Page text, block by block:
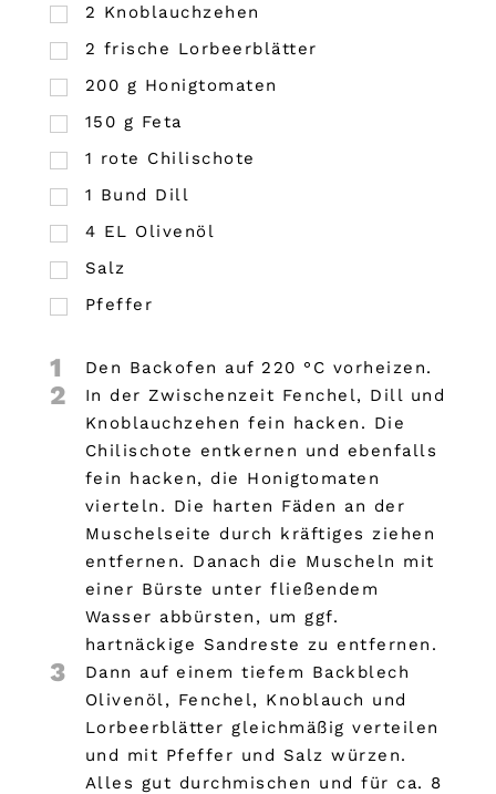
2 Knoblauchzehen
2 frische Lorbeerblätter
200 g Honigtomaten
150 g Feta
1 rote Chilischote
1 Bund Dill
4 EL Olivenöl
Salz
Pfeffer
1 Den Backofen auf 220 °C vorheizen.
2
In der Zwischenzeit Fenchel, Dill und
Knoblauchzehen fein hacken. Die
Chilischote entkernen und ebenfalls
fein hacken, die Honigtomaten
vierteln. Die harten Fäden an der
Muschelseite durch kräftiges ziehen
entfernen. Danach die Muscheln mit
einer Bürste unter fließendem
Wasser abbürsten, um ggf.
hartnäckige Sandreste zu entfernen.
3
Dann auf einem tiefem Backblech
Olivenöl, Fenchel, Knoblauch und
Lorbeerblätter gleichmäßig verteilen
und mit Pfeffer und Salz würzen.
Alles gut durchmischen und für ca. 8